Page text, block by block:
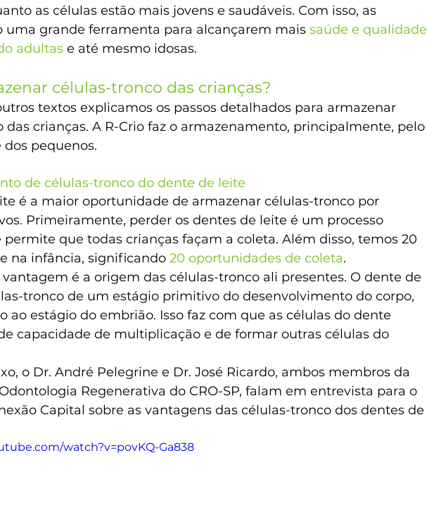
as células estão mais jovens e saudáveis. Com isso, as
uma grande ferramenta para alcançarem mais saúde e qualidade
adultas e até mesmo idosas.
células-tronco das crianças?
textos explicamos os passos detalhados para armazenar
das crianças. A R-Crio faz o armazenamento, principalmente, pelo
pequenos.
de células-tronco do dente de leite
é a maior oportunidade de armazenar células-tronco por
Primeiramente, perder os dentes de leite é um processo
permite que todas crianças façam a coleta. Além disso, temos 20
na infância, significando 20 oportunidades de coleta.
é a origem das células-tronco ali presentes. O dente de
tronco de um estágio primitivo do desenvolvimento do corpo,
ao estágio do embrião. Isso faz com que as células do dente
capacidade de multiplicação e de formar outras células do
o Dr. André Pelegrine e Dr. José Ricardo, ambos membros da
Regenerativa do CRO-SP, falam em entrevista para o
Capital sobre as vantagens das células-tronco dos dentes de
watch?v=povKQ-Ga838